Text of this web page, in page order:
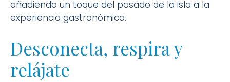
añadiendo un toque del pasado de la isla a la
experiencia gastronómica.
Desconecta, respira y
relájate